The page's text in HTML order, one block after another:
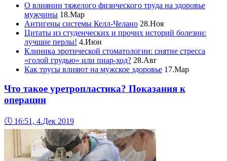
О влиянии тяжелого физического труда на здоровье
мужчины 18.Мар
Антигены системы Келл-Челано 28.Ноя
Цитаты из студенческих и прочих историй болезни:
лучшие перлы! 4.Июн
Клиника эротической стоматологии: снятие стресса
«голой грудью» или пиар-ход? 28.Авг
Как трусы влияют на мужское здоровье 17.Мар
Что такое уретропластика? Показания к
операции
🕔 16:51, 4.Дек 2019